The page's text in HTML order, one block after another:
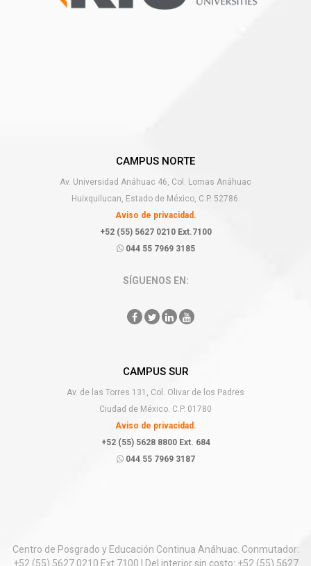
CAMPUS NORTE
Av. Universidad Anáhuac 46, Col. Lomas Anáhuac
Huixquilucan, Estado de México, C.P. 52786.
Aviso de privacidad.
+52 (55) 5627 0210 Ext.7100
044 55 7969 3185
SÍGUENOS EN:
CAMPUS SUR
Av. de las Torres 131, Col. Olivar de los Padres
Ciudad de México. C.P. 01780
Aviso de privacidad.
+52 (55) 5628 8800 Ext. 684
044 55 7969 3187
Centro de Posgrado y Educación Continua Anáhuac. Conmutador:
+52 (55) 5627 0210 Ext.7100 | Del interior sin costo: +52 (55) 5627